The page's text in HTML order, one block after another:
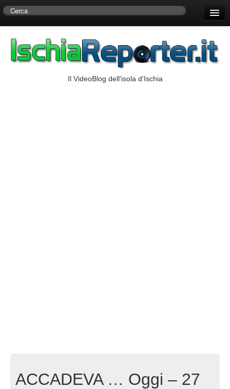
Centro di Ricerche Storiche D’Ambra
Il VideoBlog dell'isola d'Ischia
ACCADEVA … Oggi – 27